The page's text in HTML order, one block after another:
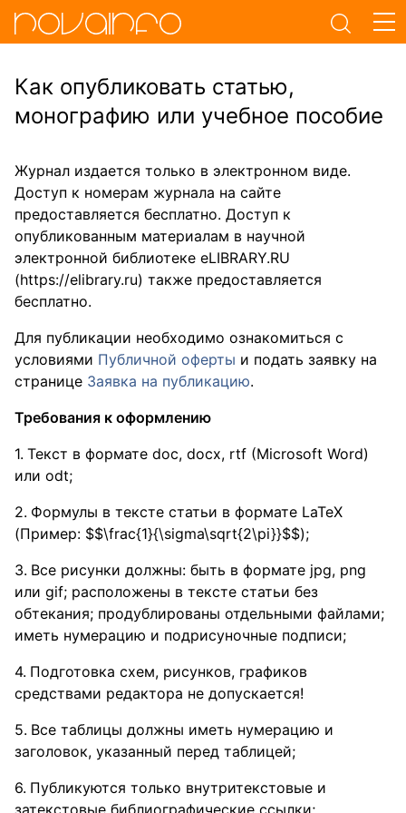
Как опубликовать статью,
монографию или учебное пособие
Журнал издается только в электронном виде.
Доступ к номерам журнала на сайте
предоставляется бесплатно. Доступ к
опубликованным материалам в научной
электронной библиотеке eLIBRARY.RU
(https://elibrary.ru) также предоставляется
бесплатно.
Для публикации необходимо ознакомиться с
условиями Публичной оферты и подать заявку на
странице Заявка на публикацию.
Требования к оформлению
Текст в формате doc, docx, rtf (Microsoft Word)
или odt;
Формулы в тексте статьи в формате LaTeX
(Пример: $$\frac{1}{\sigma\sqrt{2\pi}}$$);
Все рисунки должны: быть в формате jpg, png
или gif; расположены в тексте статьи без
обтекания; продублированы отдельными файлами;
иметь нумерацию и подрисуночные подписи;
Подготовка схем, рисунков, графиков
средствами редактора не допускается!
Все таблицы должны иметь нумерацию и
заголовок, указанный перед таблицей;
Публикуются только внутритекстовые и
затекстовые библиографические ссылки;